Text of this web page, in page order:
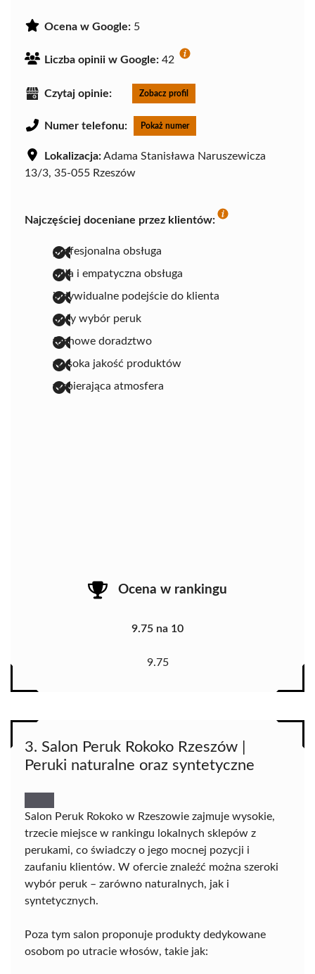
Ocena w Google: 5
Liczba opinii w Google: 42
Czytaj opinie: Zobacz profil
Numer telefonu: Pokaż numer
Lokalizacja:Adama Stanisława Naruszewicza
13/3, 35-055 Rzeszów
Najczęściej doceniane przez klientów:
profesjonalna obsługa
miła i empatyczna obsługa
indywidualne podejście do klienta
duży wybór peruk
fachowe doradztwo
wysoka jakość produktów
wspierająca atmosfera
Ocena w rankingu
9.75 na 10
9.75
3. Salon Peruk Rokoko Rzeszów |
Peruki naturalne oraz syntetyczne
Salon Peruk Rokoko w Rzeszowie zajmuje wysokie,
trzecie miejsce w rankingu lokalnych sklepów z
perukami, co świadczy o jego mocnej pozycji i
zaufaniu klientów. W ofercie znaleźć można szeroki
wybór peruk – zarówno naturalnych, jak i
syntetycznych.
Poza tym salon proponuje produkty dedykowane
osobom po utracie włosów, takie jak: